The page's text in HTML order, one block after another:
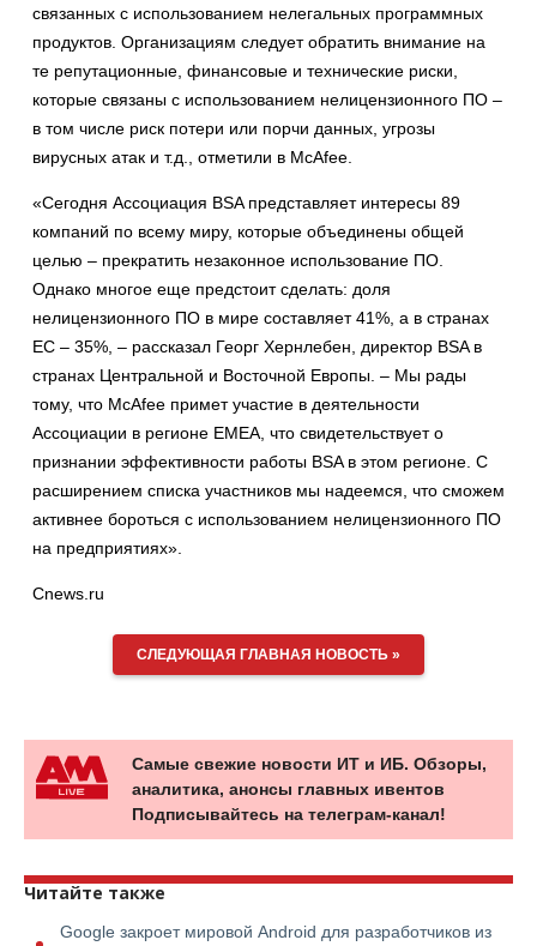
связанных с использованием нелегальных программных
продуктов. Организациям следует обратить внимание на
те репутационные, финансовые и технические риски,
которые связаны с использованием нелицензионного ПО –
в том числе риск потери или порчи данных, угрозы
вирусных атак и т.д., отметили в McAfee.
«Сегодня Ассоциация BSA представляет интересы 89
компаний по всему миру, которые объединены общей
целью – прекратить незаконное использование ПО.
Однако многое еще предстоит сделать: доля
нелицензионного ПО в мире составляет 41%, а в странах
EC – 35%, – рассказал Георг Хернлебен, директор BSA в
странах Центральной и Восточной Европы. – Мы рады
тому, что McAfee примет участие в деятельности
Ассоциации в регионе EMEA, что свидетельствует о
признании эффективности работы BSA в этом регионе. С
расширением списка участников мы надеемся, что сможем
активнее бороться с использованием нелицензионного ПО
на предприятиях».
Cnews.ru
СЛЕДУЮЩАЯ ГЛАВНАЯ НОВОСТЬ »
Самые свежие новости ИТ и ИБ. Обзоры,
аналитика, анонсы главных ивентов
Подписывайтесь на телеграм-канал!
Читайте также
Google закроет мировой Android для разработчиков из